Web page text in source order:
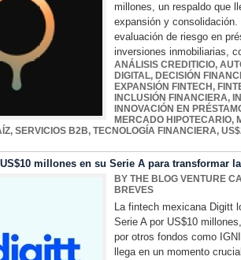
millones, un respaldo que
expansión y
evaluación de riesgo en
inversiones inmobiliarias,
ANÁLISIS CREDITICIO,
DIGITAL, DECISIÓN
EXPANSIÓN FINTECH ,
INCLUSIÓN FINANCIERA,
INNOVACIÓN EN
MERCADO HIPOTECARIO,
, SERVICIOS B2B, TECNOLOGÍA FINANCIERA,
millones en su Serie A para transformar
BY THE BLOG VENTURE
BREVES
La fintech mexicana Digitt
Serie A por US$10
por otros fondos como
llega en un momento